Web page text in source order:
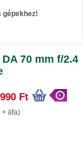
gépekhez!
70 mm f/2.4
Ft
+ áfa)